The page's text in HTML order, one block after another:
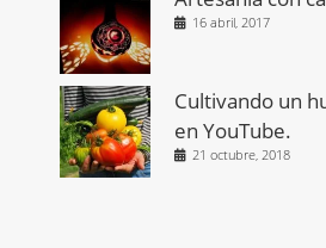
16 abril, 2017
Cultivando un
en YouTube.
21 octubre, 2018